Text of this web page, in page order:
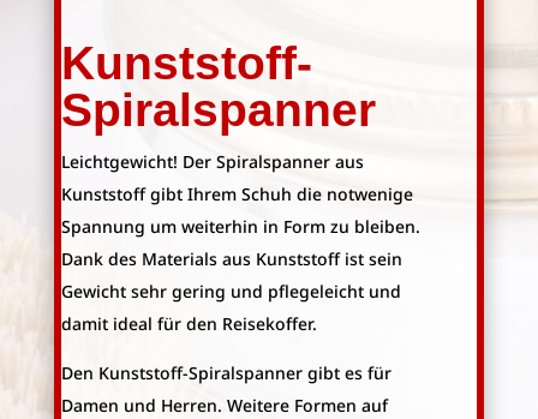
Kunststoff-
Spiralspanner
Leichtgewicht! Der Spiralspanner aus
Kunststoff gibt Ihrem Schuh die notwenige
Spannung um weiterhin in Form zu bleiben.
Dank des Materials aus Kunststoff ist sein
Gewicht sehr gering und pflegeleicht und
damit ideal für den Reisekoffer.
Den Kunststoff-Spiralspanner gibt es für
Damen und Herren. Weitere Formen auf